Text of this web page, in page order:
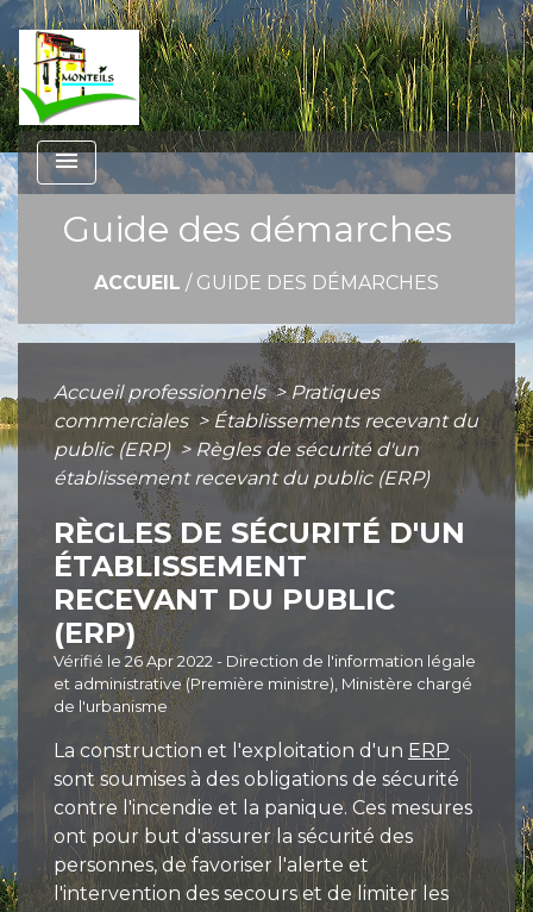
menu
Guide des démarches
ACCUEIL / GUIDE DES DÉMARCHES
Accueil professionnels> Pratiques
commerciales > Établissements recevant du
public (ERP)> Règles de sécurité d'un
établissement recevant du public (ERP)
RÈGLES DE SÉCURITÉ D'UN
ÉTABLISSEMENT
RECEVANT DU PUBLIC
(ERP)
Vérifié le 26 Apr 2022 - Direction de l'information légale
et administrative (Première ministre), Ministère chargé
de l'urbanisme
La construction et l'exploitation d'un ERP
sont soumises à des obligations de sécurité
contre l'incendie et la panique. Ces mesures
ont pour but d'assurer la sécurité des
personnes, de favoriser l'alerte et
l'intervention des secours et de limiter les